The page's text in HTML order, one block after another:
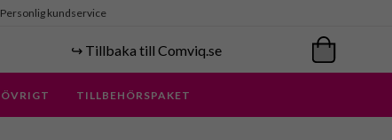
Personlig kundservice
↪️ Tillbaka till Comviq.se
ÖVRIGT TILLBEHÖRSPAKET